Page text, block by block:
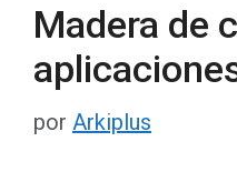
Madera de
por Arkiplus